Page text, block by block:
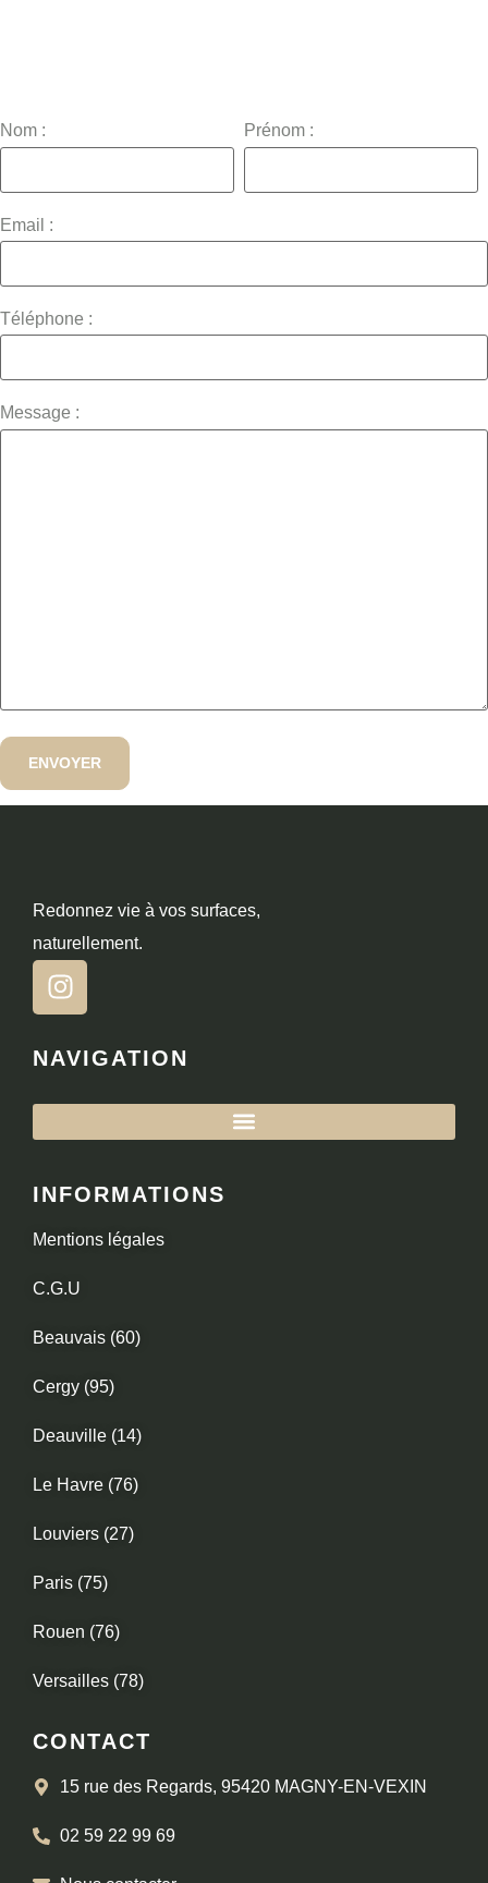
Nom : Prénom :
Email :
Téléphone :
Message :
Redonnez vie à vos surfaces,
naturellement.
NAVIGATION
INFORMATIONS
Mentions légales
C.G.U
Beauvais (60)
Cergy (95)
Deauville (14)
Le Havre (76)
Louviers (27)
Paris (75)
Rouen (76)
Versailles (78)
CONTACT
15 rue des Regards, 95420 MAGNY-EN-VEXIN
02 59 22 99 69